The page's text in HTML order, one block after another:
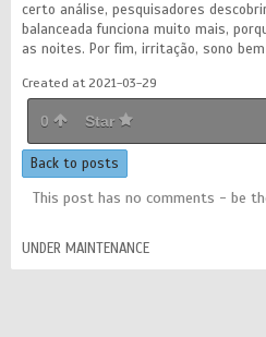
certo análise, pesquisadores
balanceada funciona muito mais,
as noites. Por fim, irritação, sono
Created at 2021-03-29
0 Star
Back to posts
This post has no comments - be
UNDER MAINTENANCE